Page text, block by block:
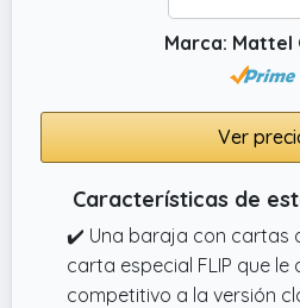
Marca: Mattel
Ver
Características de
✔️ Una baraja con cartas
carta especial FLIP que le
competitivo a la versión